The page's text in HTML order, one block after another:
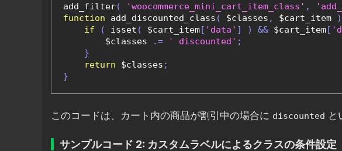
add_filter( 'woocommerce_mini_cart_item_class' ,
function add_discounted_class ( $classes , $cart_item )
if
( isset ( $cart_item[ 'data' ] ) && $cart_item[
        $classes
.= ' discounted' ;
}
return $classes ;
}
このコードは、カート内の商品が割引中の場合に discounted と
サンプルコード 2: カスタムラベルによるクラスの条件設定